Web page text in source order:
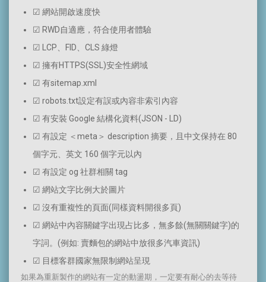
☑ 網站開啟速度快
☑ RWD自適應，符合使用者體驗
☑ LCP、FID、CLS 綠燈
☑ 擁有HTTPS(SSL)安全性網域
☑ 有sitemap.xml
☑ robots.txt設定有誤或內容非索引內容
☑ 有安裝 Google 結構化資料(JSON - LD)
☑ 有設定 ＜meta＞ description 摘要，且中文保持在 80
個字元、英文 160 個字元以內
☑ 有設定 og 社群相關 tag
☑ 網站文字比例大於圖片
☑ 沒有重複性的頁面(同樣資料開很多頁)
☑ 網站中內容關鍵字出現占比多，無多餘(無關關鍵字)的
字詞。(例如: 賣麵包的網站中放很多汽車資訊)
☑ 目標客群國家無限制網站呈現
如果為重新製作的網站有一定的動盪期，一定要有耐心的去等待